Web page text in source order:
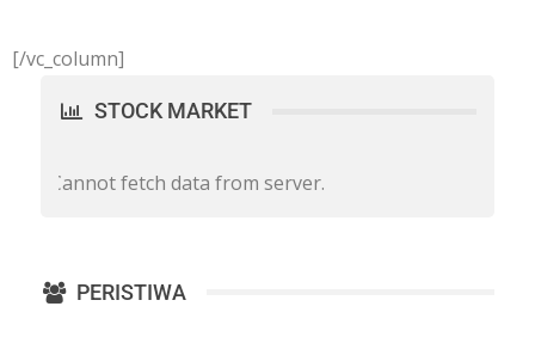
[/vc_column]
STOCK MARKET
Cannot fetch data from server.
PERISTIWA